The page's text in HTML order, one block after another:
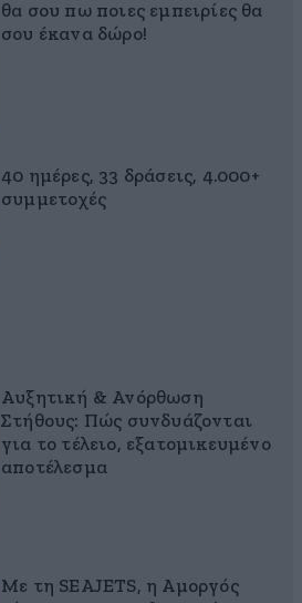
θα σου πω ποιες εμπειρίες θα
σου έκανα δώρο!
40 ημέρες, 33 δράσεις, 4.000+
συμμετοχές
Αυξητική & Ανόρθωση
Στήθους: Πώς συνδυάζονται
για το τέλειο, εξατομικευμένο
αποτέλεσμα
Με τη SEAJETS, η Αμοργός